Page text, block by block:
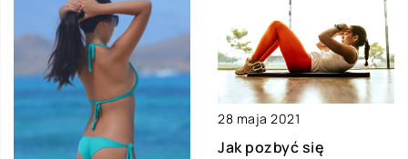
28 maja 2021
Jak pozbyć się